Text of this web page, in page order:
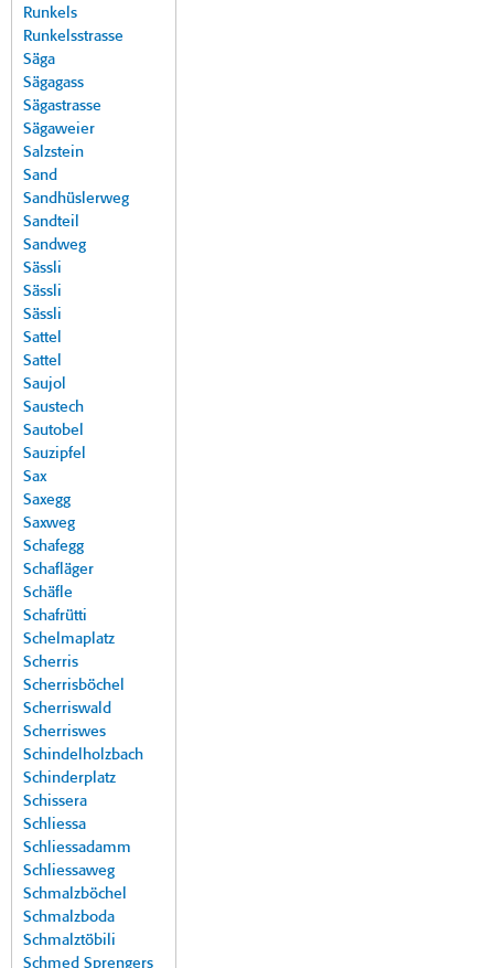
Runkels
Runkelsstrasse
Säga
Sägagass
Sägastrasse
Sägaweier
Salzstein
Sand
Sandhüslerweg
Sandteil
Sandweg
Sässli
Sässli
Sässli
Sattel
Sattel
Saujol
Saustech
Sautobel
Sauzipfel
Sax
Saxegg
Saxweg
Schafegg
Schafläger
Schäfle
Schafrütti
Schelmaplatz
Scherris
Scherrisböchel
Scherriswald
Scherriswes
Schindelholzbach
Schinderplatz
Schissera
Schliessa
Schliessadamm
Schliessaweg
Schmalzböchel
Schmalzboda
Schmalztöbili
Schmed Sprengers